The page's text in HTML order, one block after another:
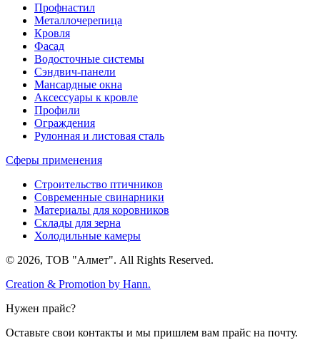
Профнастил
Металлочерепица
Кровля
Фасад
Водосточные системы
Сэндвич-панели
Мансардные окна
Аксессуары к кровле
Профили
Ограждения
Рулонная и листовая сталь
Сферы применения
Строительство птичников
Современные свинарники
Материалы для коровников
Склады для зерна
Холодильные камеры
© 2026, ТОВ "Алмет". All Rights Reserved.
Creation & Promotion by Hann.
Нужен прайс?
Оставьте свои контакты и мы пришлем вам прайс на почту.